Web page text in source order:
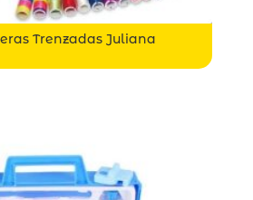
Trenzadas Juliana